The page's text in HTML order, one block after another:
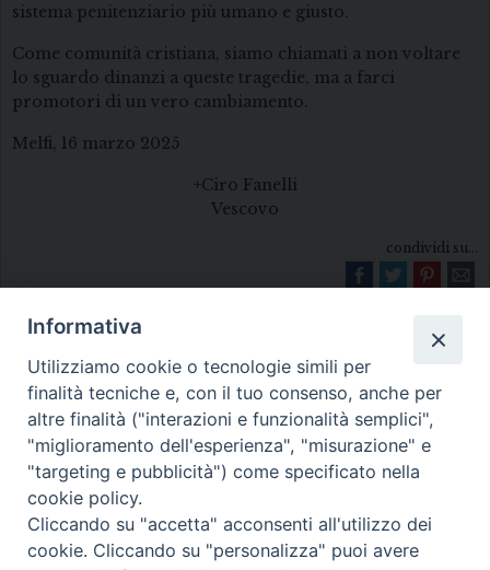
sistema penitenziario più umano e giusto.
Come comunità cristiana, siamo chiamati a non voltare
lo sguardo dinanzi a queste tragedie, ma a farci
promotori di un vero cambiamento.
Melfi, 16 marzo 2025
+Ciro Fanelli
Vescovo
condividi su...
Diocesi di Melfi Rapolla Venosa
• Largo Duomo, 12 - 85025 MELFI (PZ) •
Tel. 0972238604
Informativa
Utilizziamo cookie o tecnologie simili per
finalità tecniche e, con il tuo consenso, anche per
altre finalità ("interazioni e funzionalità semplici",
"miglioramento dell'esperienza", "misurazione" e
"targeting e pubblicità") come specificato nella
cookie policy.
Cliccando su "accetta" acconsenti all'utilizzo dei
cookie. Cliccando su "personalizza" puoi avere